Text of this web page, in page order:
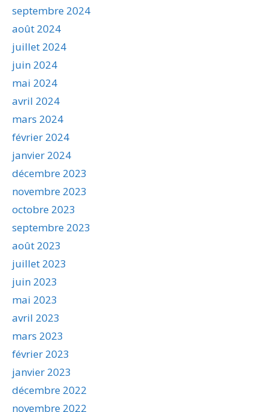
septembre 2024
août 2024
juillet 2024
juin 2024
mai 2024
avril 2024
mars 2024
février 2024
janvier 2024
décembre 2023
novembre 2023
octobre 2023
septembre 2023
août 2023
juillet 2023
juin 2023
mai 2023
avril 2023
mars 2023
février 2023
janvier 2023
décembre 2022
novembre 2022